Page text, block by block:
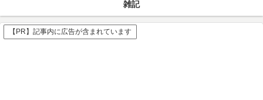
雑記
【PR】記事内に広告が含まれています